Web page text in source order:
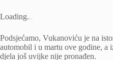
Loading...
Podsjećamo, Vukanoviću je na
automobil i u martu ove godine, a
djela još uvijke nije pronađen.